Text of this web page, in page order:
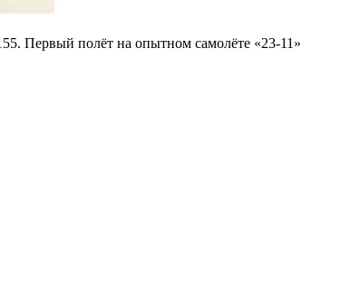
Первый полёт на опытном самолёте «23-11»